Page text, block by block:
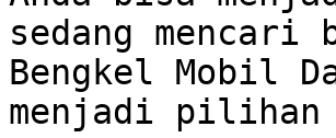
sedang mencari
Bengkel Mobil
menjadi